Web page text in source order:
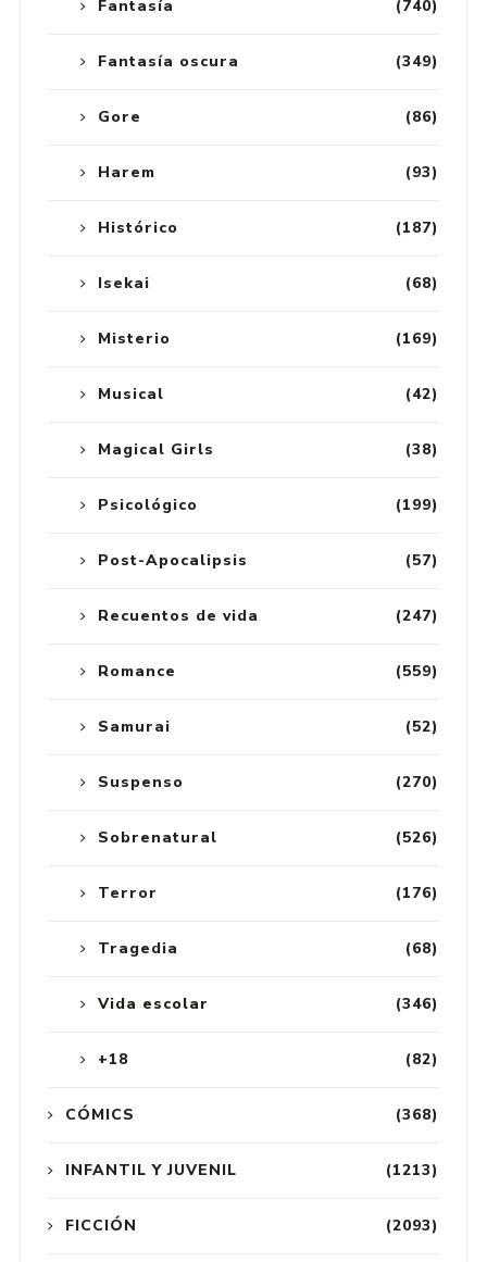
(740)
Fantasía
(349)
Fantasía oscura
(86)
Gore
(93)
Harem
(187)
Histórico
(68)
Isekai
(169)
Misterio
(42)
Musical
(38)
Magical Girls
(199)
Psicológico
(57)
Post-Apocalipsis
(247)
Recuentos de vida
(559)
Romance
(52)
Samurai
(270)
Suspenso
(526)
Sobrenatural
(176)
Terror
(68)
Tragedia
(346)
Vida escolar
(82)
+18
(368)
CÓMICS
(1213)
INFANTIL Y JUVENIL
(2093)
FICCIÓN